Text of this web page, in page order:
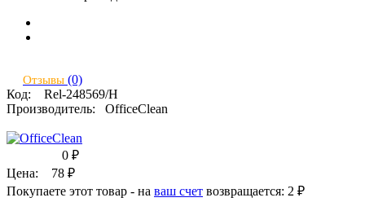
Отзывы (0)
Код: Rel-248569/Н
Производитель: OfficeClean
0 ₽
Цена: 78 ₽
Покупаете этот товар - на ваш счет возвращается: 2 ₽